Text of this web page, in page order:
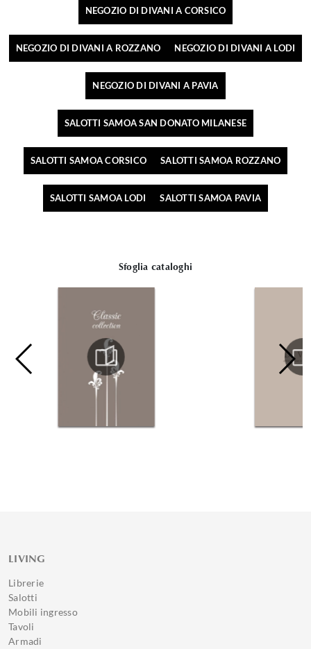
NEGOZIO DI DIVANI A CORSICO
NEGOZIO DI DIVANI A ROZZANO NEGOZIO DI DIVANI A LODI
NEGOZIO DI DIVANI A PAVIA
SALOTTI SAMOA SAN DONATO MILANESE
SALOTTI SAMOA CORSICO SALOTTI SAMOA ROZZANO
SALOTTI SAMOA LODI SALOTTI SAMOA PAVIA
Sfoglia cataloghi
LIVING
Librerie
Salotti
Mobili ingresso
Tavoli
Armadi